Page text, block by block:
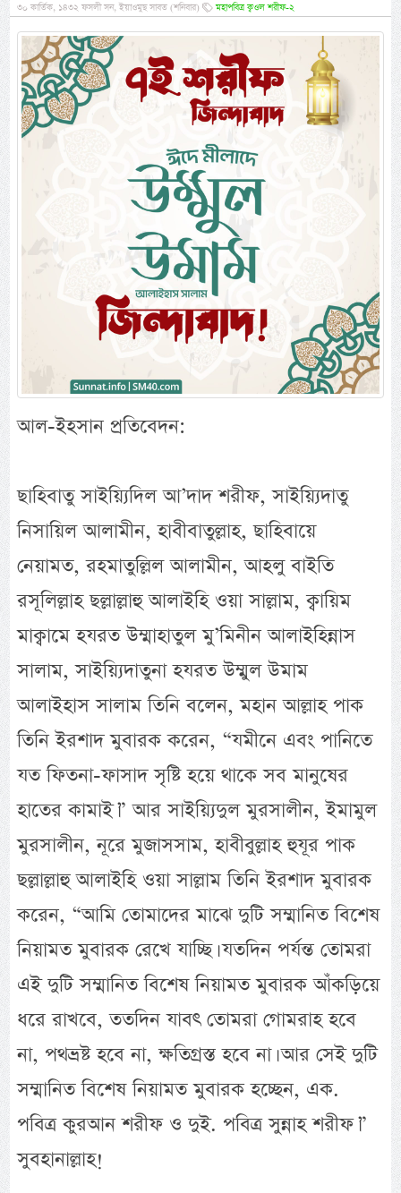
৩০ কার্তিক, ১৪৩২ ফসলী সন, ইয়াওমুছ সাবত (শনিবার)
মহাপবিত্র ক্বওল শরীফ-২
আল-ইহসান প্রতিবেদন:
ছাহিবাতু সাইয়্যিদিল আ’দাদ শরীফ, সাইয়্যিদাতু
নিসায়িল আলামীন, হাবীবাতুল্লাহ, ছাহিবায়ে
নেয়ামত, রহমাতুল্লিল আলামীন, আহলু বাইতি
রসূলিল্লাহ ছল্লাল্লাহু আলাইহি ওয়া সাল্লাম, ক্বায়িম
মাক্বামে হযরত উম্মাহাতুল মু’মিনীন আলাইহিন্নাস
সালাম, সাইয়্যিদাতুনা হযরত উম্মুল উমাম
আলাইহাস সালাম তিনি বলেন, মহান আল্লাহ পাক
তিনি ইরশাদ মুবারক করেন, “যমীনে এবং পানিতে
যত ফিতনা-ফাসাদ সৃষ্টি হয়ে থাকে সব মানুষের
হাতের কামাই।” আর সাইয়্যিদুল মুরসালীন, ইমামুল
মুরসালীন, নূরে মুজাসসাম, হাবীবুল্লাহ হুযূর পাক
ছল্লাল্লাহু আলাইহি ওয়া সাল্লাম তিনি ইরশাদ মুবারক
করেন, “আমি তোমাদের মাঝে দুটি সম্মানিত বিশেষ
নিয়ামত মুবারক রেখে যাচ্ছি। যতদিন পর্যন্ত তোমরা
এই দুটি সম্মানিত বিশেষ নিয়ামত মুবারক আঁকড়িয়ে
ধরে রাখবে, ততদিন যাবৎ তোমরা গোমরাহ হবে
না, পথভ্রষ্ট হবে না, ক্ষতিগ্রস্ত হবে না। আর সেই দুটি
সম্মানিত বিশেষ নিয়ামত মুবারক হচ্ছেন, এক.
পবিত্র কুরআন শরীফ ও দুই. পবিত্র সুন্নাহ শরীফ।”
সুবহানাল্লাহ!